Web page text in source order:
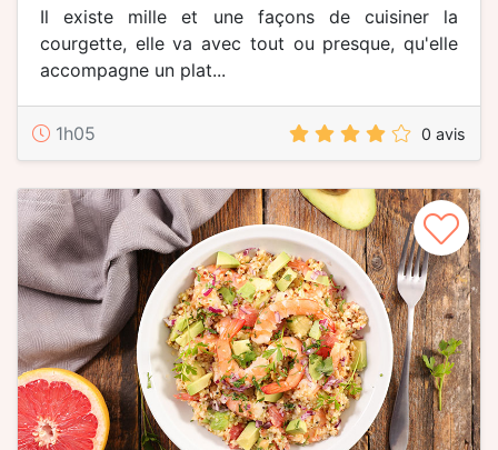
Il existe mille et une façons de cuisiner la
courgette, elle va avec tout ou presque, qu'elle
accompagne un plat...
1h05 0 avis